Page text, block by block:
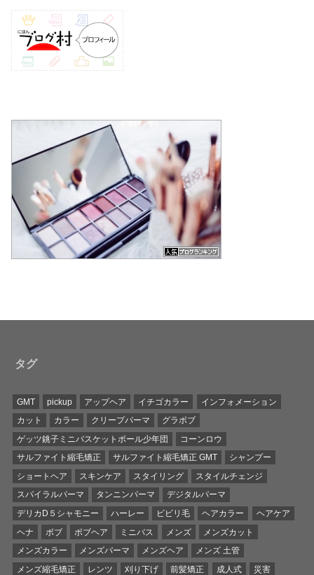
タグ
GMT pickup アップヘア イチゴカラー
インフォメーション
カット
カラー クリープパーマ
グラボブ
ゲッツ銚子ミニバスケットボール少年団
コーンロウ
サルファイト縮毛矯正
サルファイト縮毛矯正 GMT
シャンプー
ショートヘア
スキンケア スタイリング
スタイルチェンジ
スパイラルパーマ
タンニンパーマ
デジタルパーマ
デリカD５シャモニー
ハーレー ビビリ毛 ヘアカラー
ヘアケア
ヘナ
ボブ ボブヘア ミニバス メンズ
メンズカット
メンズカラー
メンズパーマ メンズヘア
メンズ 土管
メンズ縮毛矯正
レンツ 刈り下げ 前髪矯正 成人式
災害